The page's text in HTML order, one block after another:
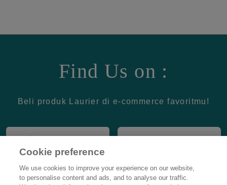
Find Us on :
Beli produk Laurier di e-commerce favoritmu!
Cookie preference
We use cookies to improve your experience on our website,
to personalise content and ads, and to analyse our traffic.